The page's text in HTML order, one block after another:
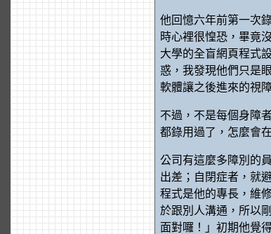
他回憶六年前第一次
時心裡很惶恐，畢竟
大學的全盲網頁程式
惑，我發現他們只是
軟體讓之後進來的視
不過，不是每個身障
都錄用過了，怎麼會
公司有這麼多障別的
出差；自閉症者，就
程式是他的專長，維
於跟別人溝通，所以
面對囉！」初期他覺